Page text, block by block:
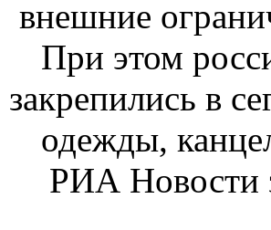
внешние
При этом
закрепились в
одежды,
РИА Новости